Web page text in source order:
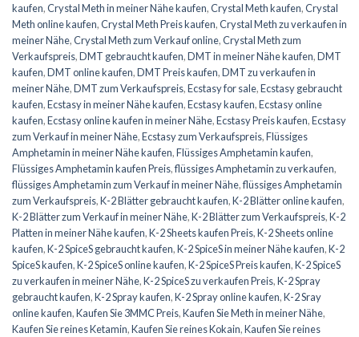
kaufen,Crystal Meth in meiner Nähe kaufen,Crystal Meth kaufen,Crystal
Meth online kaufen,Crystal Meth Preis kaufen,Crystal Meth zu verkaufen in
meiner Nähe,Crystal Meth zum Verkauf online,Crystal Meth zum
Verkaufspreis,DMT gebraucht kaufen,DMT in meiner Nähe kaufen,DMT
kaufen,DMT online kaufen,DMT Preis kaufen,DMT zu verkaufen in
meiner Nähe,DMT zum Verkaufspreis,Ecstasy for sale,Ecstasy gebraucht
kaufen,Ecstasy in meiner Nähe kaufen,Ecstasy kaufen,Ecstasy online
kaufen,Ecstasy online kaufen in meiner Nähe,Ecstasy Preis kaufen,Ecstasy
zum Verkauf in meiner Nähe,Ecstasy zum Verkaufspreis,Flüssiges
Amphetamin in meiner Nähe kaufen,Flüssiges Amphetamin kaufen,
Flüssiges Amphetamin kaufen Preis,flüssiges Amphetamin zu verkaufen,
flüssiges Amphetamin zum Verkauf in meiner Nähe,flüssiges Amphetamin
zum Verkaufspreis,K-2 Blätter gebraucht kaufen,K-2 Blätter online kaufen,
K-2 Blätter zum Verkauf in meiner Nähe,K-2 Blätter zum Verkaufspreis,K-2
Platten in meiner Nähe kaufen,K-2 Sheets kaufen Preis,K-2 Sheets online
kaufen,K-2 SpiceS gebraucht kaufen,K-2 SpiceS in meiner Nähe kaufen,K-2
SpiceS kaufen,K-2 SpiceS online kaufen,K-2 SpiceS Preis kaufen,K-2 SpiceS
zu verkaufen in meiner Nähe,K-2 SpiceS zu verkaufen Preis,K-2 Spray
gebraucht kaufen,K-2 Spray kaufen,K-2 Spray online kaufen,K-2 Sray
online kaufen,Kaufen Sie 3MMC Preis,Kaufen Sie Meth in meiner Nähe,
Kaufen Sie reines Ketamin,Kaufen Sie reines Kokain,Kaufen Sie reines